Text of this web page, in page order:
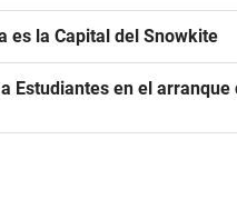
es la Capital del Snowkite
Estudiantes en el